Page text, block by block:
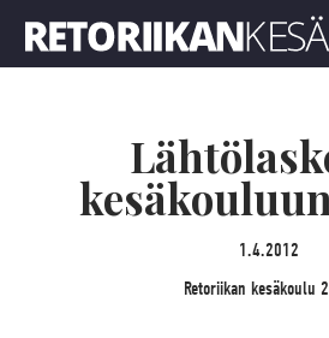
1.4.2012
Retoriikan kesäkoulu